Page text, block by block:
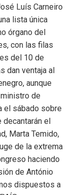
Luís Carneiro
lista única
órgano del
con las filas
del 10 de
dan ventaja al
aunque
de
el sábado sobre
el
Marta Temido,
de la extrema
haciendo
de António
dispuestos a